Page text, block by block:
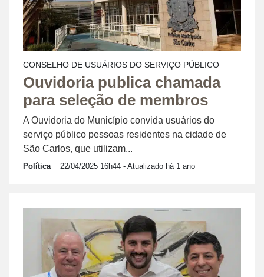
CONSELHO DE USUÁRIOS DO SERVIÇO PÚBLICO
Ouvidoria publica chamada
para seleção de membros
A Ouvidoria do Município convida usuários do
serviço público pessoas residentes na cidade de
São Carlos, que utilizam...
Política 22/04/2025 16h44 - Atualizado há 1 ano